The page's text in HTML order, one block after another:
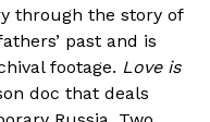
through the story of
past and is
footage. Love is
doc that deals